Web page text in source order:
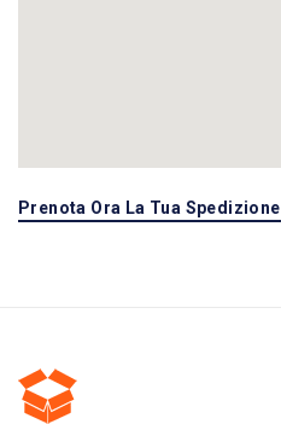
Prenota Ora La Tua Spedizione